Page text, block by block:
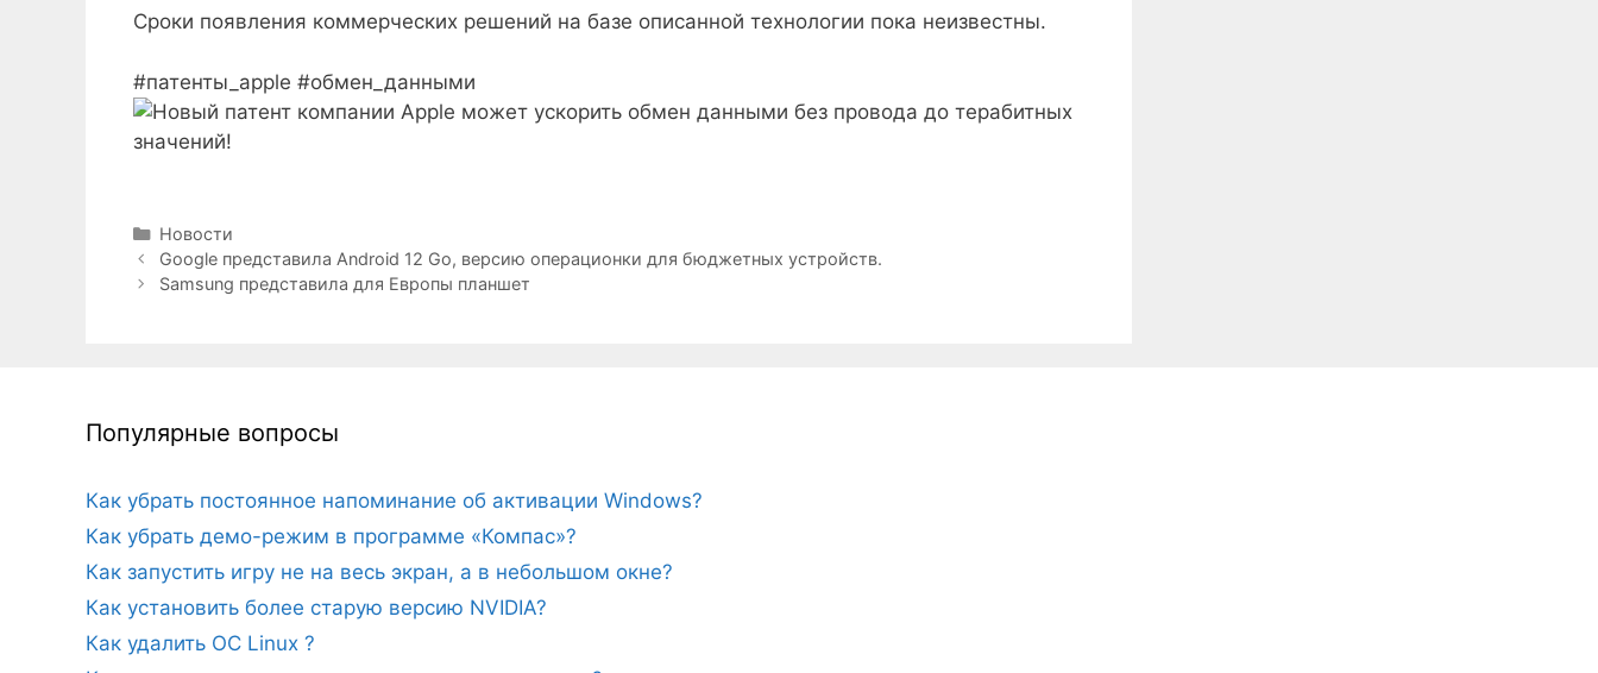
Сроки появления коммерческих решений на базе описанной технологии пока неизвестны.
#патенты_apple #обмен_данными
Рубрики
Новости
Google представила Android 12 Go, версию операционки для бюджетных устройств.
Samsung представила для Европы планшет
Популярные вопросы
Как убрать постоянное напоминание об активации Windows?
Как убрать демо-режим в программе «Компас»?
Как запустить игру не на весь экран, а в небольшом окне?
Как установить более старую версию NVIDIA?
Как удалить ОС Linux ?